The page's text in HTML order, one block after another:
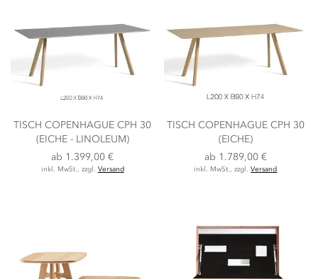
TISCH COPENHAGUE CPH 30
(EICHE - LINOLEUM)
ab 1.399,00 €
inkl. MwSt., zzgl. Versand
TISCH COPENHAGUE CPH 30
(EICHE)
ab 1.789,00 €
inkl. MwSt., zzgl.Versand